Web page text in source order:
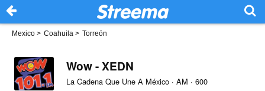
Mexico > Coahuila > Torreón
Wow - XEDN
La Cadena Que Une A México · AM · 600